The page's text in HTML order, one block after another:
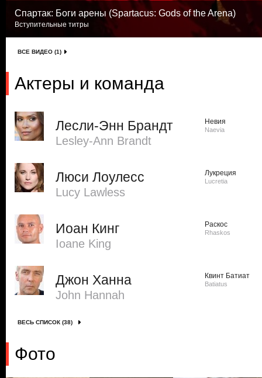
Спартак: Боги арены (Spartacus: Gods of the Arena)
Вступительные титры
ВСЕ ВИДЕО (1)
Актеры и команда
Лесли-Энн Брандт
Lesley-Ann Brandt
Невия
Naevia
Люси Лоулесс
Lucy Lawless
Лукреция
Lucretia
Иоан Кинг
Ioane King
Раскос
Rhaskos
Джон Ханна
John Hannah
Квинт Батиат
Batiatus
ВЕСЬ СПИСОК (38)
Фото